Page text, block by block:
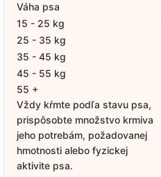
Váha psa
15 - 25 kg
25 - 35 kg
35 - 45 kg
45 - 55 kg
55 +
Vždy kŕmte podľa stavu psa,
prispôsobte množstvo krmiva
jeho potrebám, požadovanej
hmotnosti alebo fyzickej
aktivite psa.